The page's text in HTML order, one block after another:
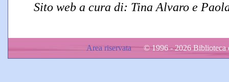
Sito web a cura di: Tina Alvaro e
Area riservata© 1996 - 2026 Biblioteca